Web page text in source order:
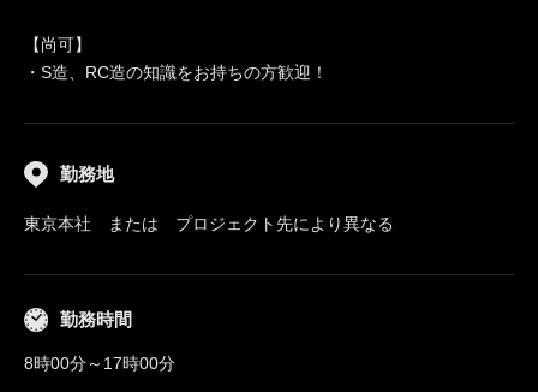
【尚可】
・S造、RC造の知識をお持ちの方歓迎！
勤務地
東京本社 または プロジェクト先により異なる
勤務時間
8時00分～17時00分